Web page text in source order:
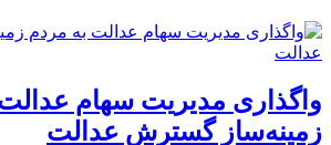
واگذاری مدیریت سهام
زمینه‌ساز گسترش عدالت